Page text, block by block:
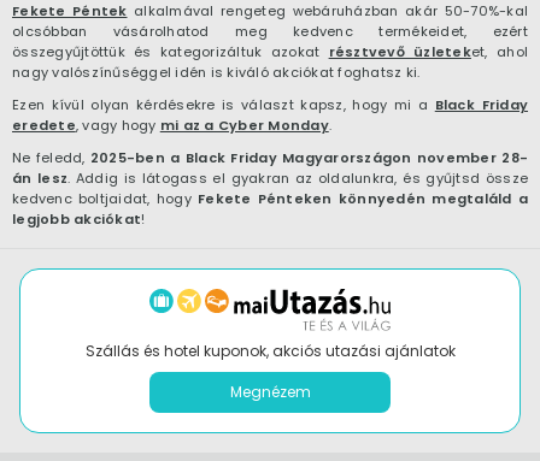
Fekete Péntek alkalmával rengeteg webáruházban akár 50-70%-kal
olcsóbban vásárolhatod meg kedvenc termékeidet, ezért
összegyűjtöttük és kategorizáltuk azokat résztvevő üzleteket, ahol
nagy valószínűséggel idén is kiváló akciókat foghatsz ki.
Ezen kívül olyan kérdésekre is választ kapsz, hogy mi a Black Friday
eredete, vagy hogy mi az a Cyber Monday.
Ne feledd, 2025-ben a Black Friday Magyarországon november 28-
án lesz. Addig is látogass el gyakran az oldalunkra, és gyűjtsd össze
kedvenc boltjaidat, hogy Fekete Pénteken könnyedén megtaláld a
legjobb akciókat!
Szállás és hotel kuponok, akciós utazási ajánlatok
Megnézem